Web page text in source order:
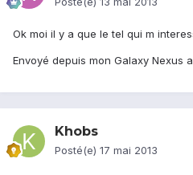
Ok moi il y a que le tel qui m
Envoyé depuis mon Galaxy Nexus
Khobs
Posté(e) 17 mai 2013